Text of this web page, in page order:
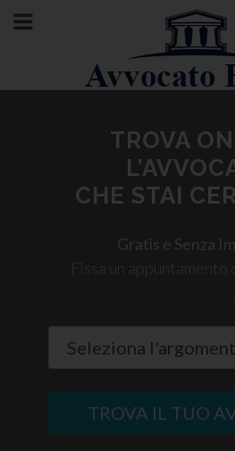
TROVA
CHE STAI
Gratis e Senza
Fissa un appuntamento
TROVA IL TUO